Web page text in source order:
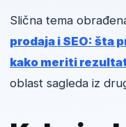
Slična tema
prodaja i SEO: šta
kako meriti
oblast sagleda iz